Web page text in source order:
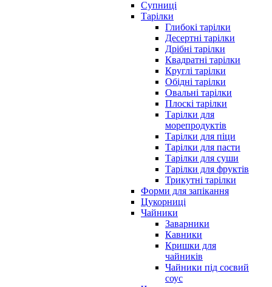
Супниці
Тарілки
Глибокі тарілки
Десертні тарілки
Дрібні тарілки
Квадратні тарілки
Круглі тарілки
Обідні тарілки
Овальні тарілки
Плоскі тарілки
Тарілки для
морепродуктів
Тарілки для піци
Тарілки для пасти
Тарілки для суши
Тарілки для фруктів
Трикутні тарілки
Форми для запікання
Цукорниці
Чайники
Заварники
Кавники
Кришки для
чайників
Чайники під соєвий
соус